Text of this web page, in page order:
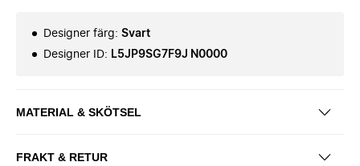
Designer färg: Svart
Designer ID: L5JP9SG7F9J N0000
MATERIAL & SKÖTSEL
FRAKT & RETUR